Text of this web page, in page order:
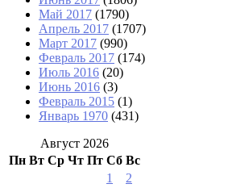
Май 2017 (1790)
Апрель 2017 (1707)
Март 2017 (990)
Февраль 2017 (174)
Июль 2016 (20)
Июнь 2016 (3)
Февраль 2015 (1)
Январь 1970 (431)
Август 2026
Пн Вт Ср Чт Пт Сб Вс
1
2